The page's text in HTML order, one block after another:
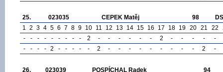
25. 023035 CEPEK Matěj 98
DS
1 2 3 4 5 6 7 8 9 10 11 12 13 14 15 16 17 18 19 20 21 22
-
- - - - - - - - 2 - - - - - - 2 - - - -
-
-
- - - 2 - - - - - 2 - - - - - - - - - 2 -
26. 023039 POSPÍCHAL Radek 94